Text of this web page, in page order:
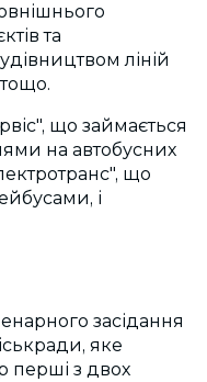
та
ліній
що займається
на автобусних
що
і
засідання
яке
перші з двох